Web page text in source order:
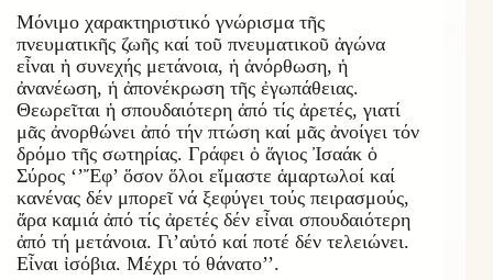
Μόνιμο χαρακτηριστικό γνώρισμα τῆς
πνευματικῆς ζωῆς καί τοῦ πνευματικοῦ ἀγώνα
εἶναι ἡ συνεχής μετάνοια, ἡ ἀνόρθωση, ἡ
ἀνανέωση, ἡ ἀπονέκρωση τῆς ἐγωπάθειας.
Θεωρεῖται ἡ σπουδαιότερη ἀπό τίς ἀρετές, γιατί
μᾶς ἀνορθώνει ἀπό τήν πτώση καί μᾶς ἀνοίγει τόν
δρόμο τῆς σωτηρίας. Γράφει ὁ ἅγιος Ἰσαάκ ὁ
Σύρος ‘’Ἔφ’ ὅσον ὅλοι εἴμαστε ἁμαρτωλοί καί
κανένας δέν μπορεῖ νά ξεφύγει τούς πειρασμούς,
ἄρα καμιά ἀπό τίς ἀρετές δέν εἶναι σπουδαιότερη
ἀπό τή μετάνοια. Γι’αὐτό καί ποτέ δέν τελειώνει.
Εἶναι ἰσόβια. Μέχρι τό θάνατο’’.